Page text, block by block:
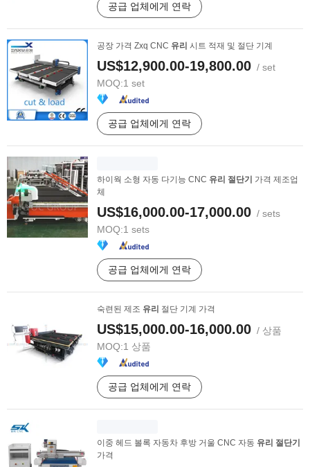
공급 업체에게 연락
공장 가격 Zxq CNC 유리 시트 적재 및 절단 기계
US$12,900.00-19,800.00 / set
MOQ:1 set
공급 업체에게 연락
하이웍 소형 자동 다기능 CNC 유리 절단기
가격 제조업
체
US$16,000.00-17,000.00 / sets
MOQ:1 sets
공급 업체에게 연락
숙련된 제조 유리 절단 기계 가격
US$15,000.00-16,000.00 / 상품
MOQ:1 상품
공급 업체에게 연락
이중 헤드 볼록 자동차 후방 거울 CNC 자동 유리 절단기
가격